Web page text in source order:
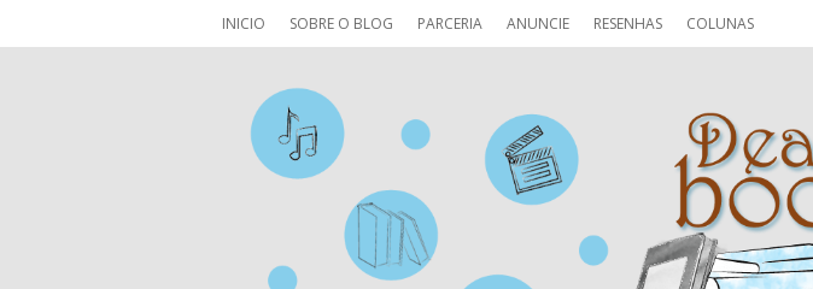
INICIO SOBRE O BLOG PARCERIA ANUNCIE RESENHAS COLUNAS